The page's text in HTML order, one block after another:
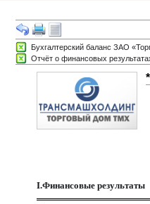
Бухгалтерский баланс ЗАО
Отчёт о финансовых
I.Финансовые результаты